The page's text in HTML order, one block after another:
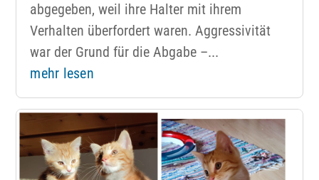
abgegeben, weil ihre Halter mit ihrem
Verhalten überfordert waren. Aggressivität
war der Grund für die Abgabe –...
mehr lesen